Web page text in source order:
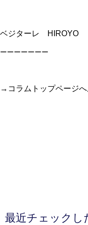
ベジターレ HIROYO
ーーーーーーー
→ コラムトップページへ
最近チェックし